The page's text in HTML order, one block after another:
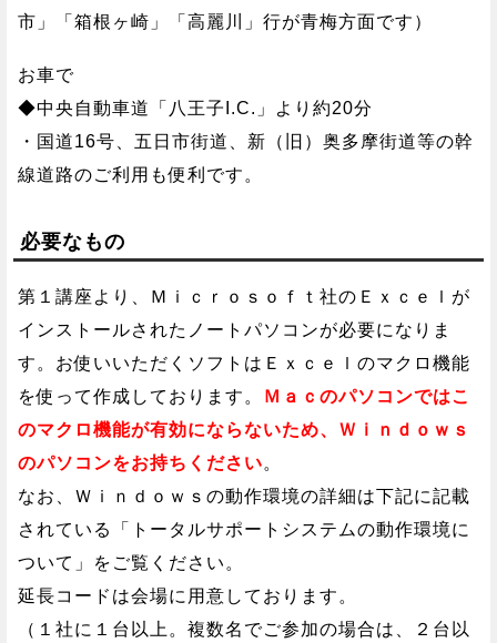
市」「箱根ヶ崎」「高麗川」行が青梅方面です）
お車で
◆中央自動車道「八王子I.C.」より約20分
・国道16号、五日市街道、新（旧）奥多摩街道等の幹
線道路のご利用も便利です。
必要なもの
第１講座より、Ｍｉｃｒｏｓｏｆｔ社のＥｘｃｅｌが
インストールされたノートパソコンが必要になりま
す。お使いいただくソフトはＥｘｃｅｌのマクロ機能
を使って作成しております。
Ｍａｃのパソコンではこ
のマクロ機能が有効にならないため、Ｗｉｎｄｏｗｓ
のパソコンをお持ちください。
なお、Ｗｉｎｄｏｗｓの動作環境の詳細は下記に記載
されている「トータルサポートシステムの動作環境に
ついて」をご覧ください。
延長コードは会場に用意しております。
（１社に１台以上。複数名でご参加の場合は、２台以